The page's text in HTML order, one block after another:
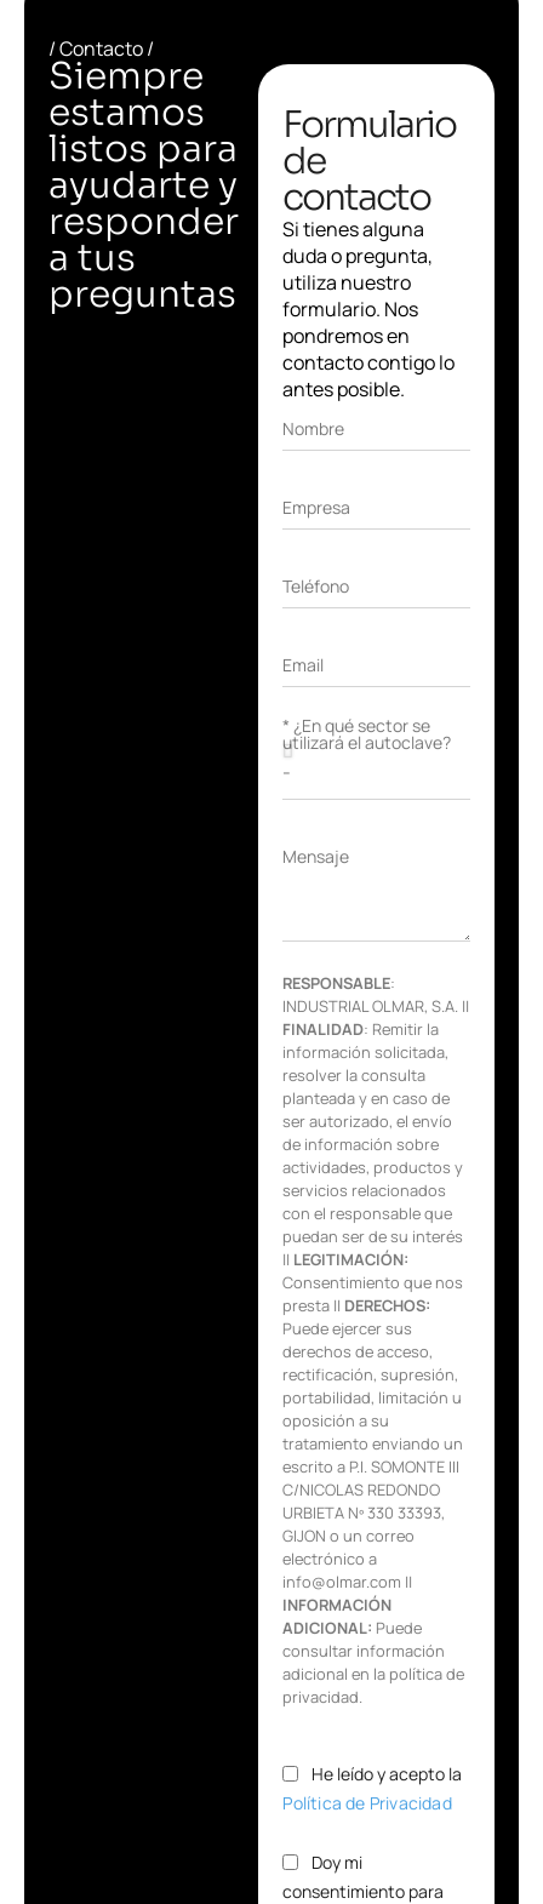
/ Contacto /
Siempre
estamos
listos para
ayudarte y
responder
a tus
preguntas
Formulario
de
contacto
Si tienes alguna
duda o pregunta,
utiliza nuestro
formulario. Nos
pondremos en
contacto contigo lo
antes posible.
Nombre
Empresa
Teléfono
Email
* ¿En qué sector se
utilizará el autoclave?
Mensaje
RESPONSABLE:
INDUSTRIAL OLMAR, S.A. ||
FINALIDAD: Remitir la
información solicitada,
resolver la consulta
planteada y en caso de
ser autorizado, el envío
de información sobre
actividades, productos y
servicios relacionados
con el responsable que
puedan ser de su interés
|| LEGITIMACIÓN:
Consentimiento que nos
presta || DERECHOS:
Puede ejercer sus
derechos de acceso,
rectificación, supresión,
portabilidad, limitación u
oposición a su
tratamiento enviando un
escrito a P.I. SOMONTE III
C/NICOLAS REDONDO
URBIETA Nº 330 33393,
GIJON o un correo
electrónico a
info@olmar.com ||
INFORMACIÓN
ADICIONAL: Puede
consultar información
adicional en la política de
privacidad.
He leído y acepto la
Política de Privacidad
Doy mi
consentimiento para